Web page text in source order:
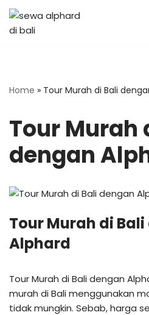
Skip
Home » Tour Murah di Bali
Tour Murah
dengan
Tour Murah di
Alphard
Tour Murah di Bali dengan
murah di Bali menggunakan
tidak mungkin. Sebab, harga